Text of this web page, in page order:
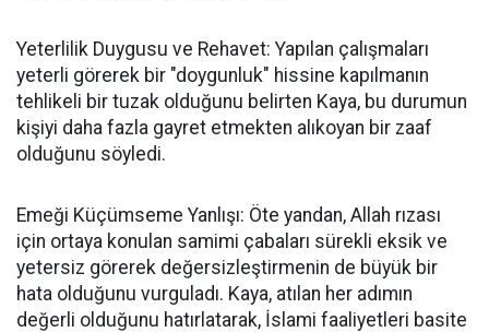
Yeterlilik Duygusu ve Rehavet: Yapılan çalışmaları
yeterli görerek bir "doygunluk" hissine kapılmanın
tehlikeli bir tuzak olduğunu belirten Kaya, bu durumun
kişiyi daha fazla gayret etmekten alıkoyan bir zaaf
olduğunu söyledi.
Emeği Küçümseme Yanlışı: Öte yandan, Allah rızası
için ortaya konulan samimi çabaları sürekli eksik ve
yetersiz görerek değersizleştirmenin de büyük bir
hata olduğunu vurguladı. Kaya, atılan her adımın
değerli olduğunu hatırlatarak, İslami faaliyetleri basite